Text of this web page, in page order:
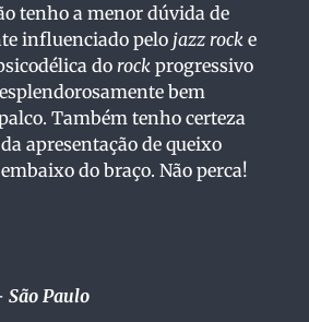
tenho a menor dúvida de
influenciado pelo jazz rock e
do rock progressivo
bem
Também tenho certeza
apresentação de queixo
do braço. Não perca!
São Paulo